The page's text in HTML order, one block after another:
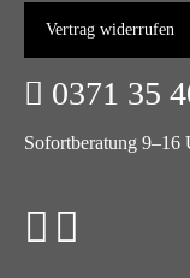
Vertrag widerrufen
0371 35
Sofortberatung 9–16